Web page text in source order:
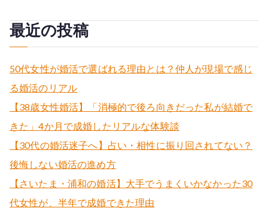
最近の投稿
50代女性が婚活で選ばれる理由とは？仲人が現場で感じ
る婚活のリアル
【38歳女性婚活】「消極的で後ろ向きだった私が結婚で
きた」4か月で成婚したリアルな体験談
【30代の婚活迷子へ】占い・相性に振り回されてない？
後悔しない婚活の進め方
【さいたま・浦和の婚活】大手でうまくいかなかった30
代女性が、半年で成婚できた理由